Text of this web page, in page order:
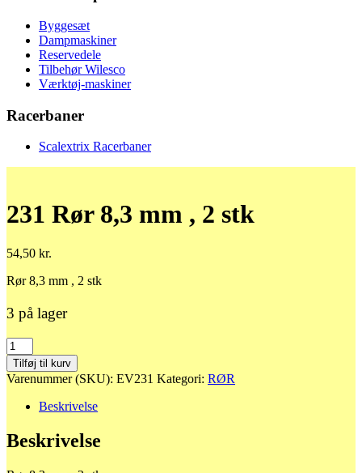
Byggesæt
Dampmaskiner
Reservedele
Tilbehør Wilesco
Værktøj-maskiner
Racerbaner
Scalextrix Racerbaner
231 Rør 8,3 mm , 2 stk
54,50 kr.
Rør 8,3 mm , 2 stk
3 på lager
231
Rør
8,3
mm
stk
antal
Tilføj til kurv
Varenummer (SKU): EV231 Kategori: RØR
Beskrivelse
Beskrivelse